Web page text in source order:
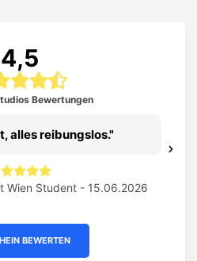
4,5
Bewertungen
alles reibungslos.
Wien Student - 15.06.2026
BEWERTEN